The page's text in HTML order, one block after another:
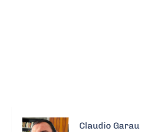
Claudio Garau